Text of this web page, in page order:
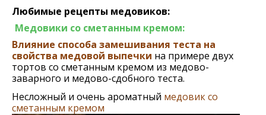
Любимые рецепты медовиков:
Медовики со сметанным кремом:
Влияние способа замешивания теста на
свойства медовой выпечки на примере двух
тортов со сметанным кремом из медово-
заварного и медово-сдобного теста.
Несложный и очень ароматный медовик со
сметанным кремом